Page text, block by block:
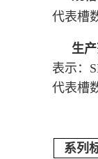
代表槽
生产
表示：
代表槽
系列